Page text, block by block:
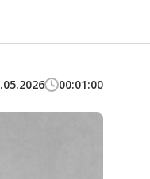
00:01:00